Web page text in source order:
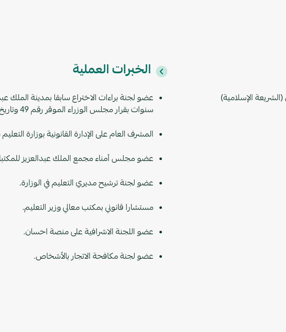
الإسلامية)
الخبرات العملية
عضو لجنة براءات الاختراع سابقا بمدينة الملك
سنوات بقرار مجلس الوزراء الموقر رقم 49 وتاريخ 13/2/1430هـ.
المشرف العام على الإدارة القانونية بوزارة
عضو مجلس أمناء مجمع الملك عبدالعزيز
عضو لجنة ترشيح مديري التعليم في الوزارة.
مستشارا قانوني بمكتب معالي وزير التعليم.
عضو اللجنة الاشرافية على منصة احسان.
عضو لجنة مكافحة الاتجار بالأشخاص.